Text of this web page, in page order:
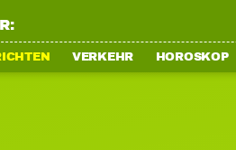
VERKEHR HOROSKOP